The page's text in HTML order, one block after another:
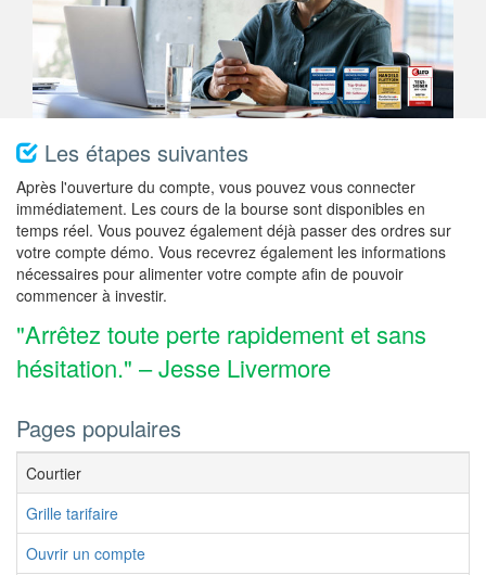
Les étapes suivantes
Après l'ouverture du compte, vous pouvez vous connecter
immédiatement. Les cours de la bourse sont disponibles en
temps réel. Vous pouvez également déjà passer des ordres sur
votre compte démo. Vous recevrez également les informations
nécessaires pour alimenter votre compte afin de pouvoir
commencer à investir.
"Arrêtez toute perte rapidement et sans
hésitation." – Jesse Livermore
Pages populaires
Courtier
Grille tarifaire
Ouvrir un compte